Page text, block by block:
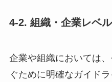
4-2. 組織・企業レベ
企業や組織においては
ぐために明確なガイド